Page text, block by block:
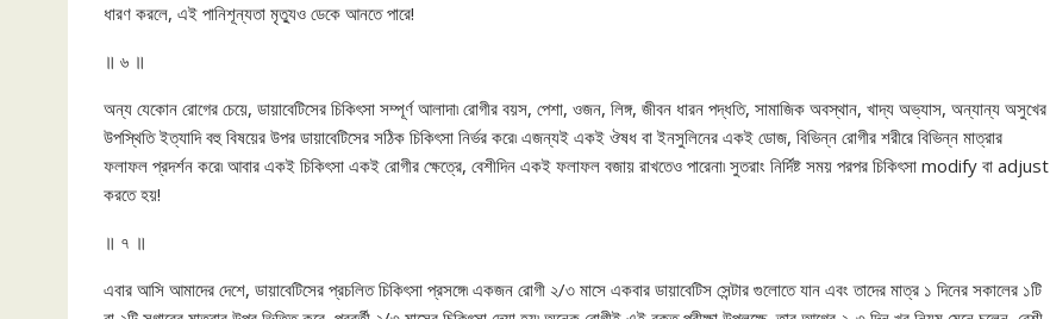
ধারণ করলে, এই পানিশূন্যতা মৃত্যুও ডেকে আনতে পারে!
॥ ৬ ॥
অন্য যেকোন রোগের চেয়ে, ডায়াবেটিসের চিকিৎসা সম্পূর্ণ আলাদা৷ রোগীর বয়স, পেশা, ওজন, লিঙ্গ, জীবন ধারন পদ্ধতি, সামাজিক অবস্থান, খাদ্য অভ্যাস, অন্যান্য অসুখের
উপস্থিতি ইত্যাদি বহু বিষয়ের উপর ডায়াবেটিসের সঠিক চিকিৎসা নির্ভর করে৷ এজন্যই একই ঔষধ বা ইনসুলিনের একই ডোজ, বিভিন্ন রোগীর শরীরে বিভিন্ন মাত্রার
ফলাফল প্রদর্শন করে৷ আবার একই চিকিৎসা একই রোগীর ক্ষেত্রে, বেশীদিন একই ফলাফল বজায় রাখতেও পারেনা৷ সুতরাং নির্দিষ্ট সময় পরপর চিকিৎসা modify বা adjust
করতে হয়!
॥ ৭ ॥
এবার আসি আমাদের দেশে, ডায়াবেটিসের প্রচলিত চিকিৎসা প্রসঙ্গে৷ একজন রোগী ২/৩ মাসে একবার ডায়াবেটিস সেন্টার গুলোতে যান এবং তাদের মাত্র ১ দিনের সকালের ১টি